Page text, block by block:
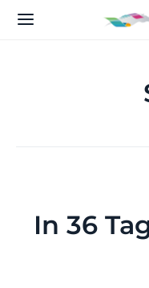
In 36